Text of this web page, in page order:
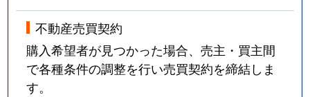
不動産売買契約
購入希望者が見つかった場合、売主・買主間
で各種条件の調整を行い売買契約を締結しま
す。